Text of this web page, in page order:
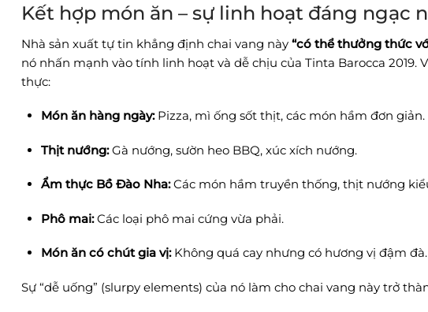
Kết hợp món ăn – sự linh hoạt đáng ngạc
Nhà sản xuất tự tin khẳng định chai vang này “có thể thưởng thức
nó nhấn mạnh vào tính linh hoạt và dễ chịu của Tinta Barocca 2019.
thực:
Món ăn hàng ngày:Pizza, mì ống sốt thịt, các món hầm đơn giản.
Thịt nướng:Gà nướng, sườn heo BBQ, xúc xích nướng.
Ẩm thực Bồ Đào Nha:Các món hầm truyền thống, thịt nướng
Phô mai:Các loại phô mai cứng vừa phải.
Món ăn có chút gia vị:Không quá cay nhưng có hương vị đậm đà.
Sự “dễ uống” (slurpy elements) của nó làm cho chai vang này trở